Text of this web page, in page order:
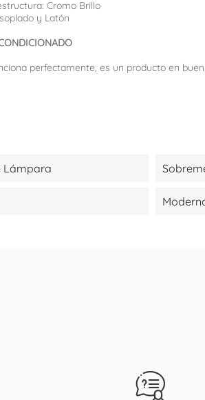
Cromo Brillo
y Latón
perfectamente, es un producto en
Lámpara